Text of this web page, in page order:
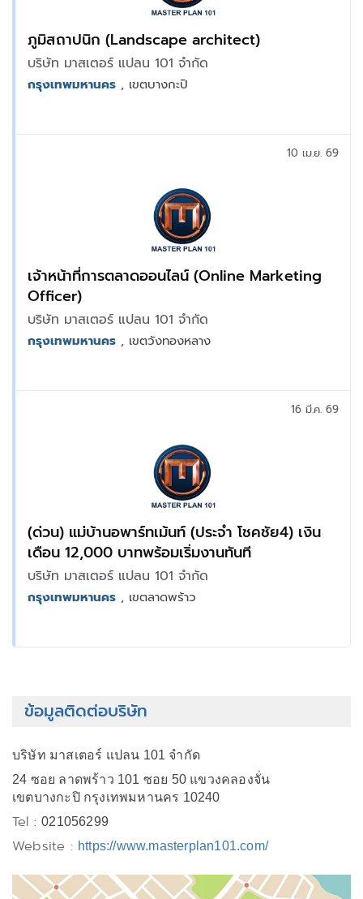
ภูมิสถาปนิก (Landscape architect)
บริษัท มาสเตอร์ แปลน 101 จำกัด
กรุงเทพมหานคร , เขตบางกะปิ
เจ้าหน้าที่การตลาดออนไลน์ (Online Marketing
Officer)
บริษัท มาสเตอร์ แปลน 101 จำกัด
10 เม.ย. 69
กรุงเทพมหานคร , เขตวังทองหลาง
(ด่วน) แม่บ้านอพาร์ทเม้นท์ (ประจำ โชคชัย4) เงิน
เดือน 12,000 บาทพร้อมเริ่มงานทันที
บริษัท มาสเตอร์ แปลน 101 จำกัด
16 มี.ค. 69
กรุงเทพมหานคร , เขตลาดพร้าว
ข้อมูลติดต่อบริษัท
บริษัท มาสเตอร์ แปลน 101 จำกัด
24 ซอย ลาดพร้าว 101 ซอย 50 แขวงคลองจั่น
เขตบางกะปิ กรุงเทพมหานคร 10240
Tel :021056299
Website : https://www.masterplan101.com/